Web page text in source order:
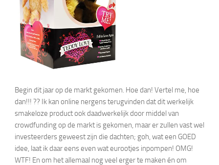
Begin dit jaar op de markt gekomen. Hoe dan! Vertel me, hoe
dan!!! ?? Ik kan online nergens terugvinden dat dit werkelijk
smakeloze product ook daadwerkelijk door middel van
crowdfunding op de markt is gekomen, maar er zullen vast wel
investeerders geweest zijn die dachten; goh, wat een GOED
idee, laat ik daar eens even wat eurootjes inpompen! OMG!
WTF! En om het allemaal nog veel erger te maken én om